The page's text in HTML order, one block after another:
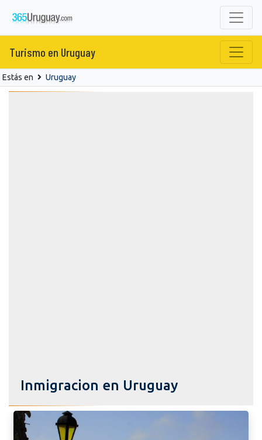
Turismo en Uruguay
Estás en Uruguay
Inmigracion en Uruguay